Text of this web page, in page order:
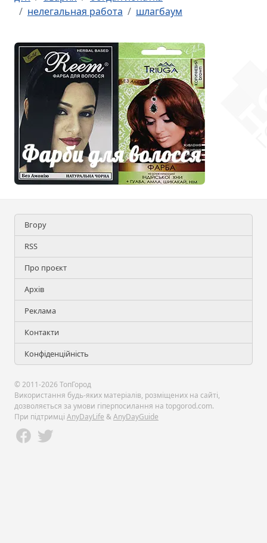
нелегальная работа
шлагбаум
Вгору
RSS
Про проєкт
Архів
Реклама
Контакти
Конфіденційність
© 2011-2026 ТопГород
Використання будь-яких матеріалів, розміщених на сайті,
дозволяється за умови гіперпосилання на topgorod.com.
При підтримці AnyDayLife &AnyDayGuide